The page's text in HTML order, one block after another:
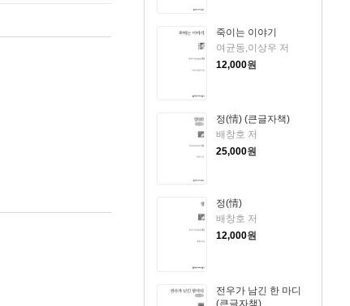
죽이는 이야기
여균동,이상우 저
12,000원
정(情) (큰글자책)
배창호 저
25,000원
정(情)
배창호 저
12,000원
전우가 남긴 한 마디
(큰글자책)